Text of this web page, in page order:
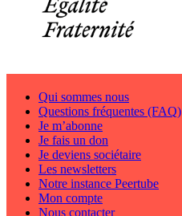
Qui sommes nous
Questions fréquentes (FAQ)
Je m’abonne
Je fais un don
Je deviens sociétaire
Les newsletters
Notre instance Peertube
Mon compte
Nous contacter